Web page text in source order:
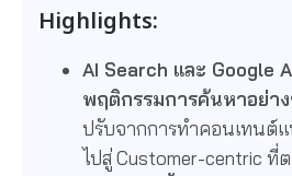
Highlights:
AI Search และ Google
พฤติกรรมการค้นหาอย่าง
ปรับจากการทำคอนเทนต์
ไปสู่ Customer-centric ที่